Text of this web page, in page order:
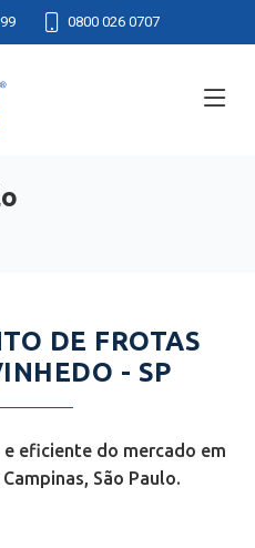
0800 026 0707
DE FROTAS
- SP
eficiente do mercado em
São Paulo.